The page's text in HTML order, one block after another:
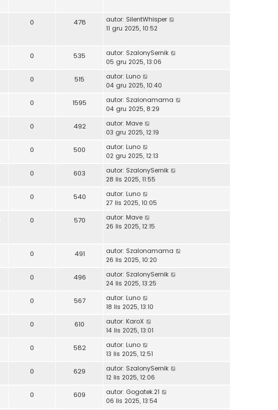
0 478 autor: SilentWhisper
11 gru 2025, 10:52
0 535 autor: SzalonySernik
05 gru 2025, 13:06
0 515 autor: Luno
04 gru 2025, 10:40
0 1595 autor: Szalonamama
04 gru 2025, 8:29
0 492 autor: Mave
03 gru 2025, 12:19
0 500 autor: Luno
02 gru 2025, 12:13
0 603 autor: SzalonySernik
28 lis 2025, 11:55
0 540 autor: Luno
27 lis 2025, 10:05
0 570 autor: Mave
26 lis 2025, 12:15
0 491 autor: Szalonamama
26 lis 2025, 10:20
0 496 autor: SzalonySernik
24 lis 2025, 13:25
0 567 autor: Luno
18 lis 2025, 13:10
0 610 autor: KaroX
14 lis 2025, 13:01
0 582 autor: Luno
13 lis 2025, 12:51
0 629 autor: SzalonySernik
12 lis 2025, 12:06
0 609 autor: Gogatek.21
06 lis 2025, 13:54